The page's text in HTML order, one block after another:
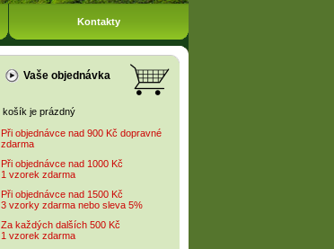
Kontakty
Vaše objednávka
košík je prázdný
Při objednávce nad 900 Kč dopravné
zdarma
Při objednávce nad 1000 Kč
1 vzorek zdarma
Při objednávce nad 1500 Kč
3 vzorky zdarma nebo sleva 5%
Za každých dalších 500 Kč
1 vzorek zdarma